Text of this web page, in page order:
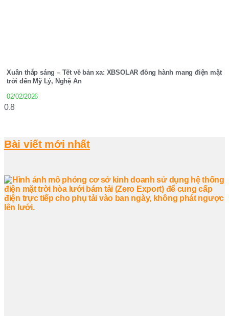
Xuân thắp sáng – Tết về bản xa: XBSOLAR đồng hành mang điện mặt
trời đến Mỹ Lý, Nghệ An
02/02/2026
Bài viết mới nhất